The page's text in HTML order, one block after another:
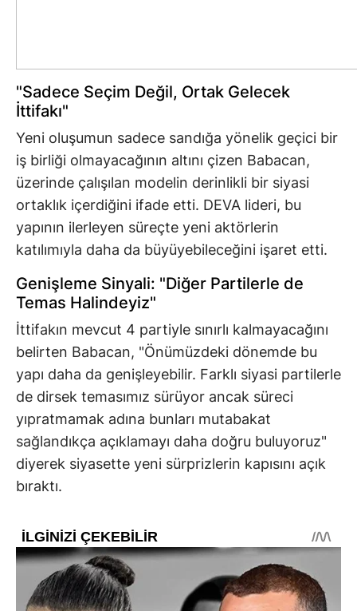
"Sadece Seçim Değil, Ortak Gelecek
İttifakı"
Yeni oluşumun sadece sandığa yönelik geçici bir
iş birliği olmayacağının altını çizen Babacan,
üzerinde çalışılan modelin derinlikli bir siyasi
ortaklık içerdiğini ifade etti. DEVA lideri, bu
yapının ilerleyen süreçte yeni aktörlerin
katılımıyla daha da büyüyebileceğini işaret etti.
Genişleme Sinyali: "Diğer Partilerle de
Temas Halindeyiz"
İttifakın mevcut 4 partiyle sınırlı kalmayacağını
belirten Babacan, "Önümüzdeki dönemde bu
yapı daha da genişleyebilir. Farklı siyasi partilerle
de dirsek temasımız sürüyor ancak süreci
yıpratmamak adına bunları mutabakat
sağlandıkça açıklamayı daha doğru buluyoruz"
diyerek siyasette yeni sürprizlerin kapısını açık
bıraktı.